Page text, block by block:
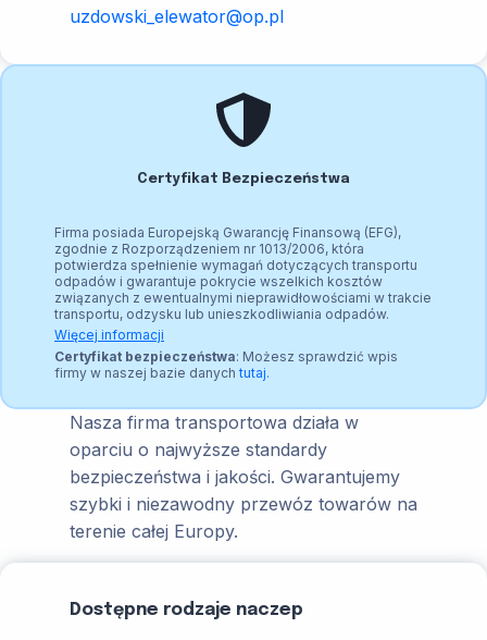
uzdowski_elewator@op.pl
Certyfikat Bezpieczeństwa
Firma posiada Europejską Gwarancję Finansową (EFG),
zgodnie z Rozporządzeniem nr 1013/2006, która
potwierdza spełnienie wymagań dotyczących transportu
odpadów i gwarantuje pokrycie wszelkich kosztów
związanych z ewentualnymi nieprawidłowościami w trakcie
transportu, odzysku lub unieszkodliwiania odpadów.
Więcej informacji
Certyfikat bezpieczeństwa: Możesz sprawdzić wpis
firmy w naszej bazie danych tutaj.
Nasza firma transportowa działa w
oparciu o najwyższe standardy
bezpieczeństwa i jakości. Gwarantujemy
szybki i niezawodny przewóz towarów na
terenie całej Europy.
Dostępne rodzaje naczep